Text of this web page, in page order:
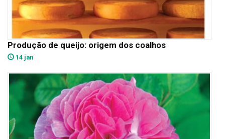
Produção de queijo: origem dos coalhos
14 jan